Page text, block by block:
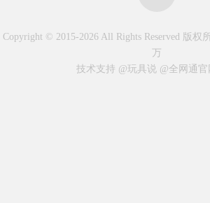
Copyright © 2015-2026 All Rights Reserved 版权
万
技术支持 @玩具说 @全网通官